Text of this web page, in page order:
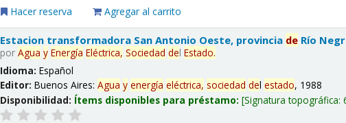
Hacer reserva Agregar al carrito
Estacion transformadora San Antonio Oeste, provincia de Río
porAgua y Energía Eléctrica, Sociedad delEstado.
Idioma:Español
Editor:Buenos Aires:Agua y energía eléctrica, sociedad delestado, 1988
Disponibilidad: Ítems disponibles para préstamo: Signatura topográfica: